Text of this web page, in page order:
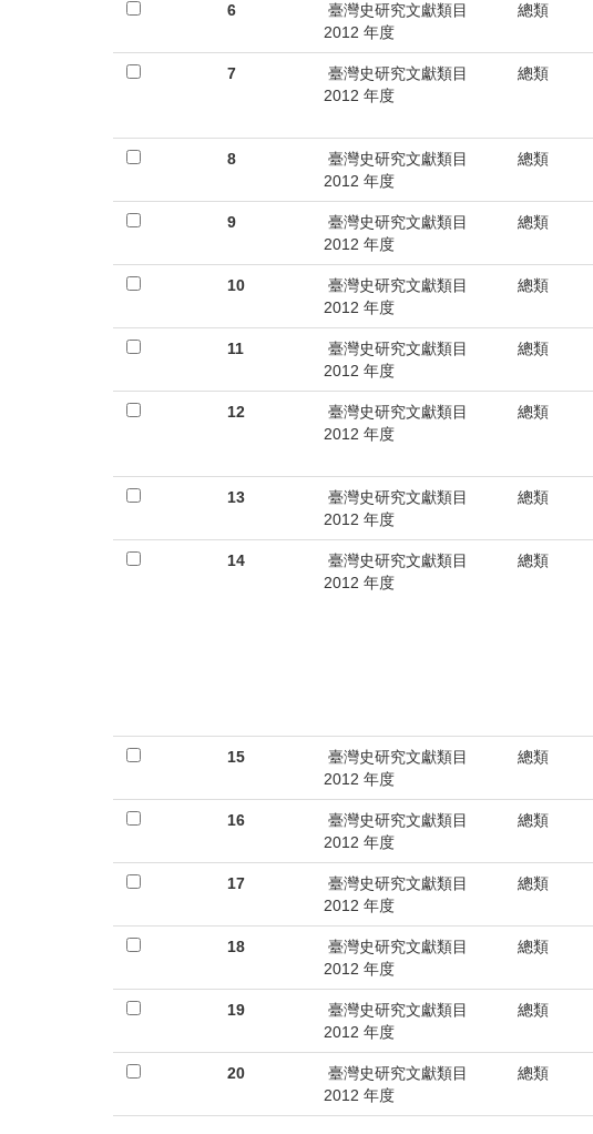
6
臺灣史研究文獻類目
2012 年度
總類
7
臺灣史研究文獻類目
2012 年度
總類
8
臺灣史研究文獻類目
2012 年度
總類
9
臺灣史研究文獻類目
2012 年度
總類
10
臺灣史研究文獻類目
2012 年度
總類
11
臺灣史研究文獻類目
2012 年度
總類
12
臺灣史研究文獻類目
2012 年度
總類
13
臺灣史研究文獻類目
2012 年度
總類
14
臺灣史研究文獻類目
2012 年度
總類
15
臺灣史研究文獻類目
2012 年度
總類
16
臺灣史研究文獻類目
2012 年度
總類
17
臺灣史研究文獻類目
2012 年度
總類
18
臺灣史研究文獻類目
2012 年度
總類
19
臺灣史研究文獻類目
2012 年度
總類
20
臺灣史研究文獻類目
2012 年度
總類